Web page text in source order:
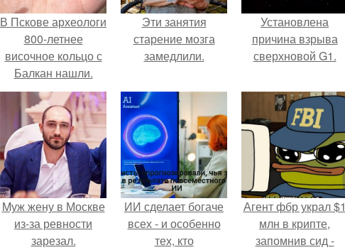
В Пскове археологи
800-летнее
височное кольцо с
Балкан нашли.
Эти занятия
старение мозга
замедлили.
Установлена
причина взрыва
сверхновой G1.
Mуж жену в Москве
из-за ревности
зарезал.
ИИ сделает богаче
всех - и особенно
тех, кто
Агент фбр украл $1
млн в крипте,
запомнив сид -